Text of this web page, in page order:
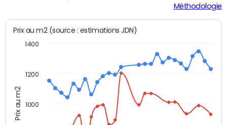
Méthodologie
Prix au m2
Prix au m2 (source : estimations JDN)
1000
1200
1400